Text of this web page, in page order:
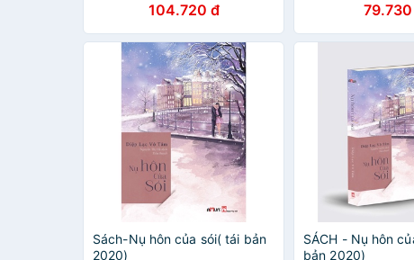
104.720 đ
Sách-Nụ hôn của sói( tái bản
2020)
SÁCH - Nụ hôn
bản 2020)